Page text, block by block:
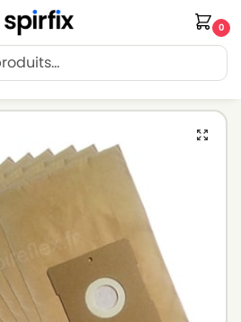
0
offerte dès 30€ d’achat.